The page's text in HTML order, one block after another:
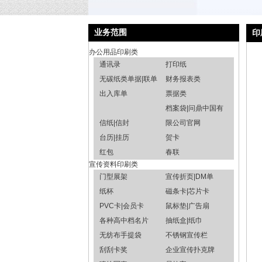
业务范围
办公用品印刷类
通讯录
打印纸
无碳纸类单据|联单
财务报表类
出入库单
票据类
信纸|信封
档案袋|问鼎中国有
限公司官网
台历|挂历
贺卡
红包
春联
宣传资料印刷类
门型展架
宣传折页|DM单
纸杯
磁条卡|芯片卡
PVC卡|会员卡
鼠标垫|广告扇
各种高中档名片
抽纸盒|纸巾
无纺布手提袋
不锈钢宣传栏
刮刮卡奖
企业宣传扑克牌